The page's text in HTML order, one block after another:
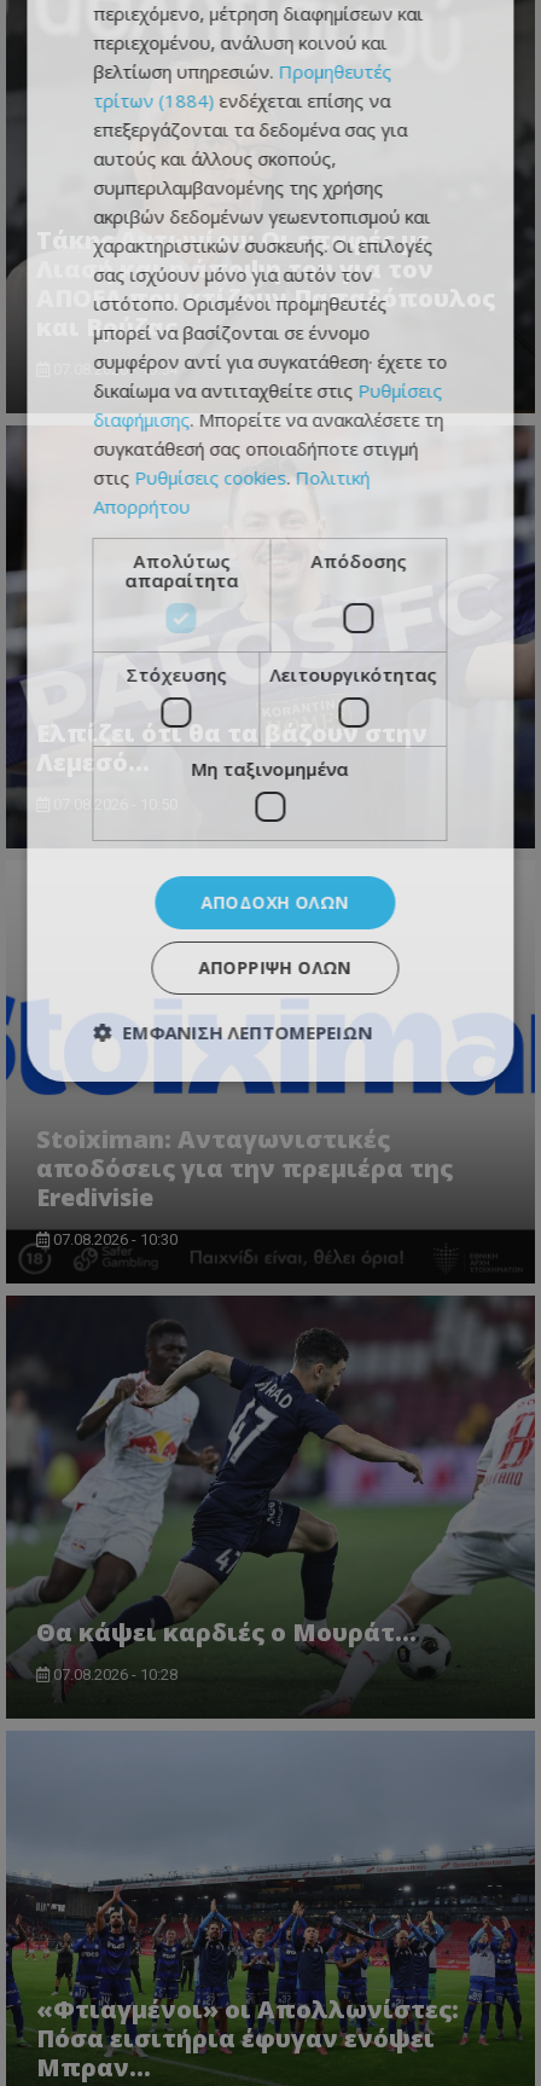
Τάκης Αντωνίου: Οι επαφές με
Λιασή και η άποψη του για τον
ΑΠΟΕΛ που κτίζουν Παπαδόπουλος
και Βρύζας
07.08.2026 - 10:54
Ελπίζει ότι θα τα βάζουν στην
Λεμεσό…
Stoiximan: Ανταγωνιστικές
αποδόσεις για την πρεμιέρα της
Eredivisie
07.08.2026 - 10:30
Θα κάψει καρδιές ο Μουράτ…
07.08.2026 - 10:28
«Φτιαγμένοι» οι Απολλωνίστες:
Πόσα εισιτήρια έφυγαν ενόψει
Μπραν...
περιεχόμενο, μέτρηση διαφημίσεων και
περιεχομένου, ανάλυση κοινού και
βελτίωση υπηρεσιών. Προμηθευτές
τρίτων (1884) ενδέχεται επίσης να
επεξεργάζονται τα δεδομένα σας για
αυτούς και άλλους σκοπούς,
συμπεριλαμβανομένης της χρήσης
ακριβών δεδομένων γεωεντοπισμού και
χαρακτηριστικών συσκευής. Οι επιλογές
σας ισχύουν μόνο για αυτόν τον
ιστότοπο. Ορισμένοι προμηθευτές
μπορεί να βασίζονται σε έννομο
συμφέρον αντί για συγκατάθεση· έχετε το
δικαίωμα να αντιταχθείτε στις Ρυθμίσεις
διαφήμισης. Μπορείτε να ανακαλέσετε τη
συγκατάθεσή σας οποιαδήποτε στιγμή
στις Ρυθμίσεις cookies.Πολιτική
Απορρήτου
Απολύτως
απαραίτητα
Απόδοσης
Στόχευσης Λειτουργικότητας
Μη ταξινομημένα
ΑΠΟΔΟΧΉ ΌΛΩΝ
ΑΠΌΡΡΙΨΗ ΌΛΩΝ
ΕΜΦΆΝΙΣΗ ΛΕΠΤΟΜΕΡΕΙΏΝ